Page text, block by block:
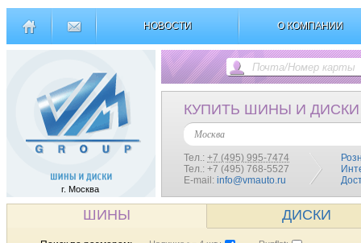
НОВОСТИ О КОМПАНИИ
г. Москва
КУПИТЬ ШИНЫ И ДИСКИ
Москва
Тел.: +7 (495) 995-7474
Тел.: +7 (495) 768-5527
E-mail: info@vmauto.ru
ШИНЫ ДИСКИ